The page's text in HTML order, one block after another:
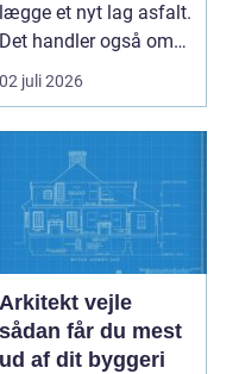
lægge et nyt lag asfalt.
Det handler også om
planlægnin...
02 juli 2026
Arkitekt vejle
sådan får du mest
ud af dit byggeri